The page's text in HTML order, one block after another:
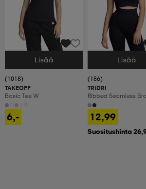
Valitse Koko
Lisää
(1018)
TAKEOFF
Basic Tee W
6,-
Valitse Koko
Lisää
(186)
TRIDRI
Ribbed Seamless
12,99
Suositushinta